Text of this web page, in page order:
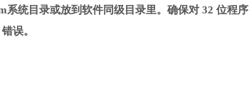
系统目录或放到软件同级目录里。确保对 32 位程序
误。